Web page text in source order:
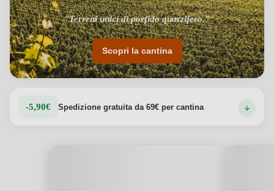
"Terreni unici di porfido quarzifero."
Scopri la cantina
-5,90€ Spedizione gratuita da 69€ per cantina